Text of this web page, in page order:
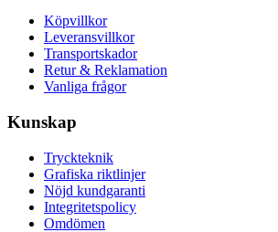
Köpvillkor
Leveransvillkor
Transportskador
Retur & Reklamation
Vanliga frågor
Kunskap
Tryckteknik
Grafiska riktlinjer
Nöjd kundgaranti
Integritetspolicy
Omdömen